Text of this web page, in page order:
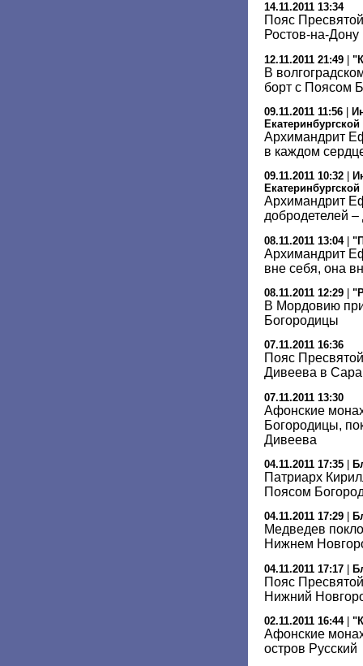
14.11.2011 13:34
Пояс
Ростов-на-Дону
12.11.2011 21:49 |
В
борт с Поясом
09.11.2011 11:56
Архимандрит
в каждом
09.11.2011 10:32
Архимандрит
добродетелей
08.11.2011 13:04|
Архимандрит
вне себя, она
08.11.2011 12:29
В Мордовию
Богородицы
07.11.2011 16:36
Пояс
Дивеева в
07.11.2011 13:30
Афонские
Богородицы,
Дивеева
04.11.2011 17:35
Патриарх
Поясом
04.11.2011 17:29
Медведев
Нижнем
04.11.2011 17:17 |
Пояс
Нижний
02.11.2011 16:44|
Афонские
остров Русский